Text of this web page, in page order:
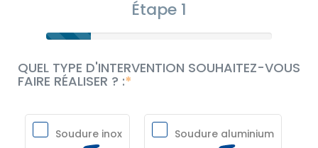
Étape 1
QUEL TYPE D'INTERVENTION SOUHAITEZ-VOUS
FAIRE RÉALISER ? :
Soudure inox Soudure aluminium